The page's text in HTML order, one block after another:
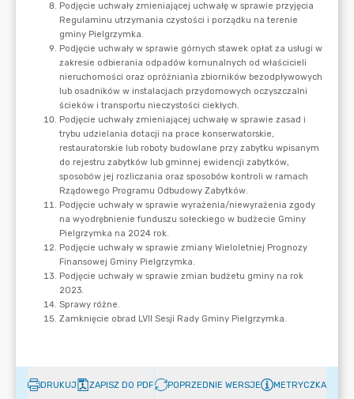
DRUKUJ ZAPISZ DO PDF POPRZEDNIE WERSJE METRYCZKA